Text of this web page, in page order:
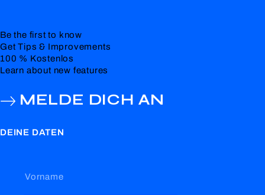
Be the first to know
Get Tips & Improvements
100 % Kostenlos
Learn about new features
MELDE DICH AN
DEINE DATEN
Vorname